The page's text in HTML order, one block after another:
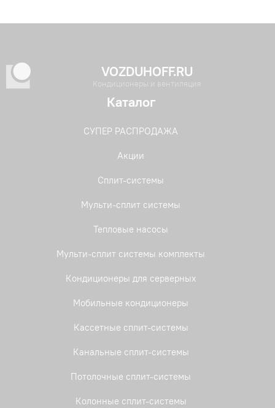
VOZDUHOFF.RU
Кондиционеры и вентиляция
Каталог
СУПЕР РАСПРОДАЖА
Акции
Сплит-системы
Мульти-сплит системы
Тепловые насосы
Мульти-сплит системы комплекты
Кондиционеры для серверных
Мобильные кондиционеры
Кассетные сплит-системы
Канальные сплит-системы
Потолочные сплит-системы
Колонные сплит-системы